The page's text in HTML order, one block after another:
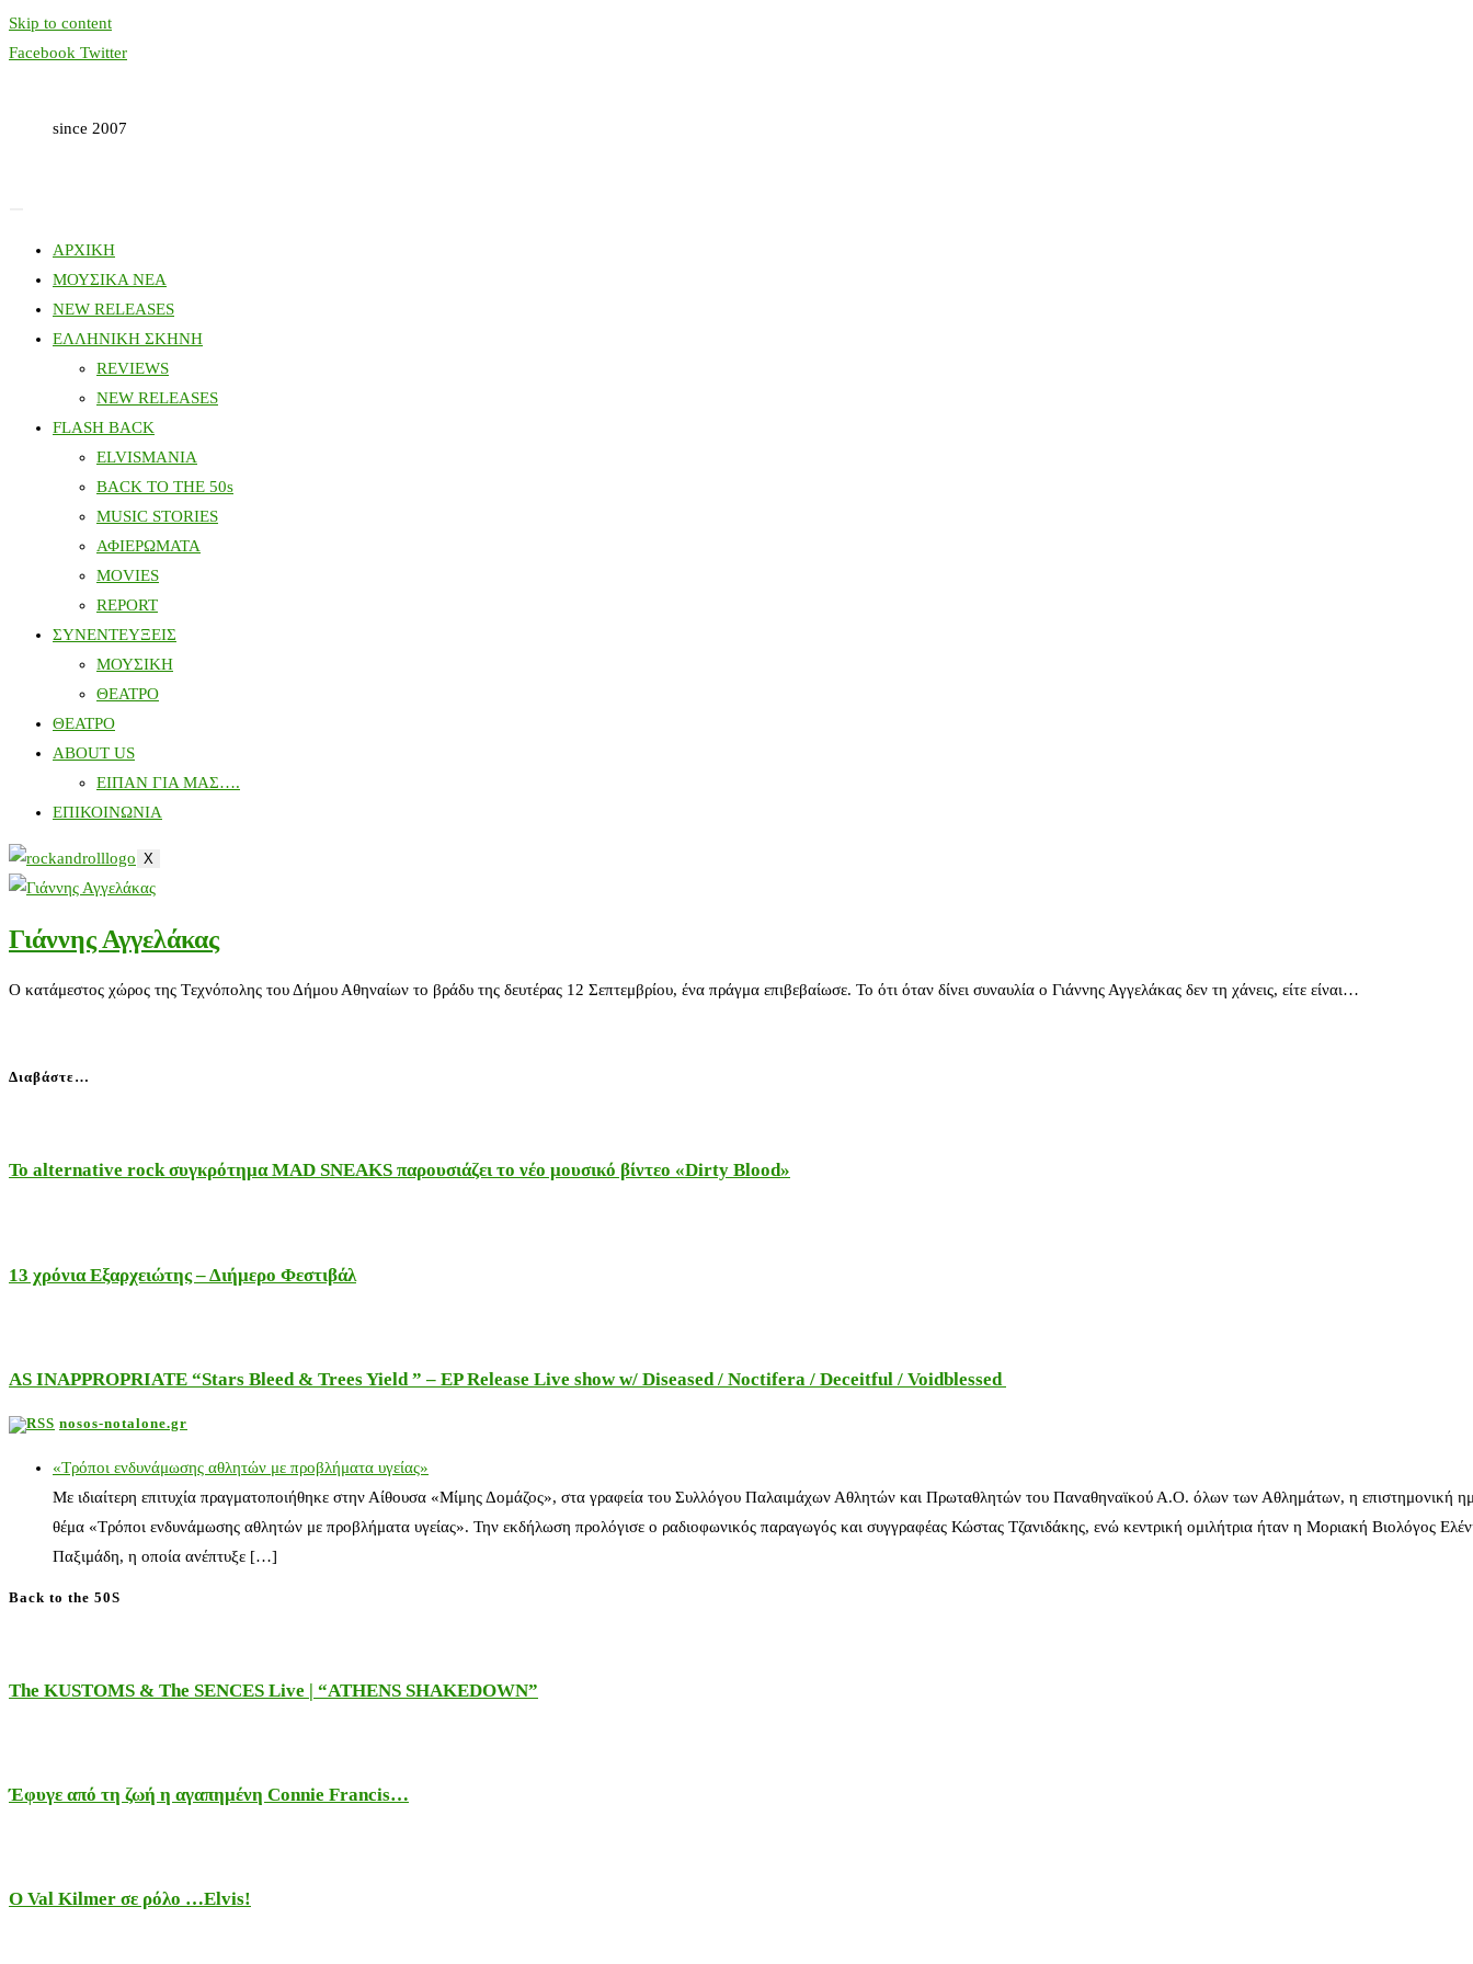
Skip to content
Facebook Twitter
since 2007
ΑΡΧΙΚΗ
ΜΟΥΣΙΚΑ ΝΕΑ
NEW RELEASES
ΕΛΛΗΝΙΚΗ ΣΚΗΝΗ
REVIEWS
NEW RELEASES
FLASH BACK
ELVISMANIA
BACK TO THE 50s
MUSIC STORIES
ΑΦΙΕΡΩΜΑΤΑ
MOVIES
REPORT
ΣΥΝΕΝΤΕΥΞΕΙΣ
ΜΟΥΣΙΚΗ
ΘΕΑΤΡΟ
ΘΕΑΤΡΟ
ABOUT US
ΕΙΠΑΝ ΓΙΑ ΜΑΣ….
ΕΠΙΚΟΙΝΩΝΙΑ
X
Γιάννης Αγγελάκας
Ο κατάμεστος χώρος της Tεχνόπολης του Δήμου Αθηναίων το βράδυ της δευτέρας 12 Σεπτεμβρίου, ένα πράγμα επιβεβαίωσε. Το ότι όταν δίνει συναυλία ο Γιάννης Αγγελάκας δεν τη χάνεις, είτε είναι…
Διαβάστε…
Το alternative rock συγκρότημα MAD SNEAKS παρουσιάζει το νέο μουσικό βίντεο «Dirty Blood»
13 χρόνια Εξαρχειώτης – Διήμερο Φεστιβάλ
AS INAPPROPRIATE “Stars Bleed & Trees Yield ” – EP Release Live show w/ Diseased / Noctifera / Deceitful / Voidblessed
nosos-notalone.gr
«Τρόποι ενδυνάμωσης αθλητών με προβλήματα υγείας»
Με ιδιαίτερη επιτυχία πραγματοποιήθηκε στην Αίθουσα «Μίμης Δομάζος», στα γραφεία του Συλλόγου Παλαιμάχων Αθλητών και Πρωταθλητών του Παναθηναϊκού Α.Ο. όλων των Αθλημάτων, η επιστημονική
θέμα «Τρόποι ενδυνάμωσης αθλητών με προβλήματα υγείας». Την εκδήλωση προλόγισε ο ραδιοφωνικός παραγωγός και συγγραφέας Κώστας Τζανιδάκης, ενώ κεντρική ομιλήτρια ήταν η Μοριακή Βιολόγος
Παξιμάδη, η οποία ανέπτυξε […]
Back to the 50S
The KUSTOMS & The SENCES Live | “ATHENS SHAKEDOWN”
Έφυγε από τη ζωή η αγαπημένη Connie Francis…
Ο Val Kilmer σε ρόλο …Elvis!